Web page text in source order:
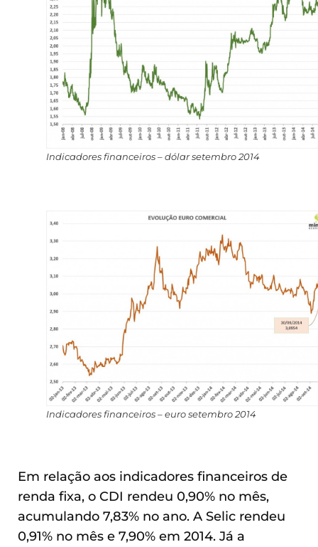
Indicadores financeiros – dólar setembro 2014
Indicadores financeiros – euro setembro 2014
Em relação aos indicadores financeiros de
renda fixa, o CDI rendeu 0,90% no mês,
acumulando 7,83% no ano. A Selic rendeu
0,91% no mês e 7,90% em 2014. Já a